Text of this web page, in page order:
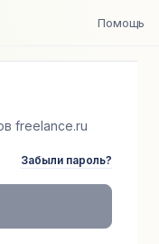
Помощь
freelance.ru
Забыли пароль?